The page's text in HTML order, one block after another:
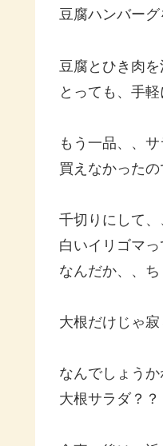
豆腐ハンバーグ
豆腐とひき肉
とっても、手軽
もう一品、、
買えなかったの
千切りにして
白いイリゴマ
なんだか、、
大根だけじゃ
なんでしょう
大根サラダ？